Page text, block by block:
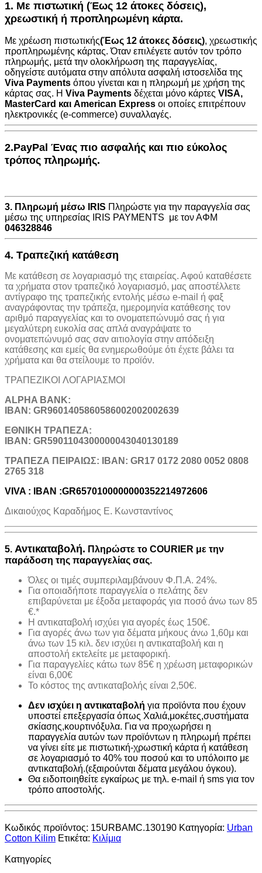
1. Με πιστωτική (Έως 12 άτοκες δόσεις),
χρεωστική ή προπληρωμένη κάρτα.
Με χρέωση πιστωτικής(Έως 12 άτοκες δόσεις), χρεωστικής
προπληρωμένης κάρτας. Όταν επιλέγετε αυτόν τον τρόπο
πληρωμής, μετά την ολοκλήρωση της παραγγελίας,
οδηγείστε αυτόματα στην απόλυτα ασφαλή ιστοσελίδα της
Viva Payments όπου γίνεται και η πληρωμή με χρήση της
κάρτας σας. Η Viva Payments δέχεται μόνο κάρτες VISA,
MasterCard και American Express οι οποίες επιτρέπουν
ηλεκτρονικές (e-commerce) συναλλαγές.
2.PayPal Ένας πιο ασφαλής και πιο εύκολος
τρόπος πληρωμής.
3. Πληρωμή μέσω IRIS Πληρώστε για την παραγγελία σας
μέσω της υπηρεσίας IRIS PAYMENTS με τον ΑΦΜ
046328846
4. Τραπεζική κατάθεση
Με κατάθεση σε λογαριασμό της εταιρείας. Αφού καταθέσετε
τα χρήματα στον τραπεζικό λογαριασμό, μας αποστέλλετε
αντίγραφο της τραπεζικής εντολής μέσω e-mail ή φαξ
αναγράφοντας την τράπεζα, ημερομηνία κατάθεσης τον
αριθμό παραγγελίας και το ονοματεπώνυμό σας ή για
μεγαλύτερη ευκολία σας απλά αναγράψατε το
ονοματεπώνυμό σας σαν αιτιολογία στην απόδειξη
κατάθεσης και εμείς θα ενημερωθούμε ότι έχετε βάλει τα
χρήματα και θα στείλουμε το προϊόν.
ΤΡΑΠΕΖΙΚOI ΛΟΓΑΡΙΑΣΜΟΙ
ALPHA BANK:
IBAN: GR9601405860586002002002639
ΕΘΝΙΚΗ ΤΡΑΠΕΖΑ:
IBAN: GR5901104300000043040130189
TΡΑΠΕΖΑ ΠΕΙΡΑΙΩΣ: IBAN: GR17 0172 2080 0052 0808
2765 318
VIVA : IBAN :GR6570100000000352214972606
Δικαιούχος Καραδήμος Ε. Κωνσταντίνος
5. Αντικαταβολή. Πληρώστε το COURIER με την
παράδοση της παραγγελίας σας.
Όλες οι τιμές συμπεριλαμβάνουν Φ.Π.Α. 24%.
Για οποιαδήποτε παραγγελία ο πελάτης δεν
επιβαρύνεται με έξοδα μεταφοράς για ποσό άνω των 85
€.*
H αντικαταβολή ισχύει για αγορές έως 150€.
Για αγορές άνω των για δέματα μήκους άνω 1,60μ και
άνω των 15 κιλ. δεν ισχύει η αντικαταβολή και η
αποστολή εκτελείτε με μεταφορική.
Για παραγγελίες κάτω των 85€ η χρέωση μεταφορικών
είναι 6,00€
Το κόστος της αντικαταβολής είναι 2,50€.
Δεν ισχύει η αντικαταβολή για προϊόντα που έχουν
υποστεί επεξεργασία όπως Χαλιά,μοκέτες,συστήματα
σκίασης,κουρτινόξυλα. Για να προχωρήσει η
παραγγελία αυτών των προϊόντων η πληρωμή πρέπει
να γίνει είτε με πιστωτική-χρωστική κάρτα ή κατάθεση
σε λογαριασμό το 40% του ποσού και το υπόλοιπο με
αντικαταβολή.(εξαιρούνται δέματα μεγάλου όγκου).
Θα ειδοποιηθείτε εγκαίρως με τηλ. e-mail ή sms για τον
τρόπο αποστολής.
Κωδικός προϊόντος: 15URBAMC.130190 Κατηγορία: Urban
Cotton Kilim Ετικέτα: Κιλίμια
Κατηγορίες